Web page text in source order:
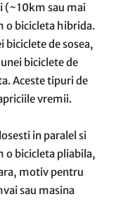
(~10km sau mai
o bicicleta hibrida.
biciclete de sosea,
biciclete de
Aceste tipuri de
vremii.
in paralel si
bicicleta pliabila,
motiv pentru
sau masina